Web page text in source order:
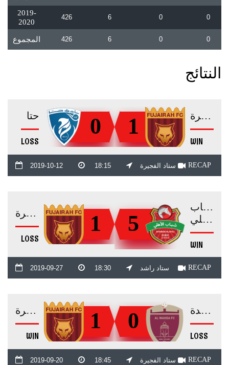
2019-
2020
426 6 0 0
المجموع 426 6 0 0
النتائج
0 حتا
LOSS
1 الفجيرة
WIN
2019-10-12 18:15 ستاد الفجيرة RECAP
1 الفجيرة
LOSS
5
شباب
الأهلي
WIN
2019-09-27 18:30 ستاد راشد RECAP
1 الفجيرة
WIN
0 الوحدة
LOSS
2019-09-20 18:45 ستاد الفجيرة RECAP